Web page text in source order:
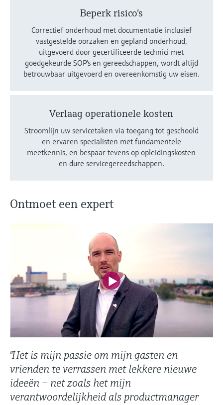
Beperk risico's
Correctief onderhoud met documentatie inclusief
vastgestelde oorzaken en gepland onderhoud,
uitgevoerd door gecertificeerde technici met
goedgekeurde SOP's en gereedschappen, wordt altijd
betrouwbaar uitgevoerd en overeenkomstig uw eisen.
Verlaag operationele kosten
Stroomlijn uw servicetaken via toegang tot geschoold
en ervaren specialisten met fundamentele
meetkennis, en bespaar tevens op opleidingskosten
en dure servicegereedschappen.
Ontmoet een expert
"Het is mijn passie om mijn gasten en
vrienden te verrassen met lekkere nieuwe
ideeën – net zoals het mijn
verantwoordelijkheid als productmanager